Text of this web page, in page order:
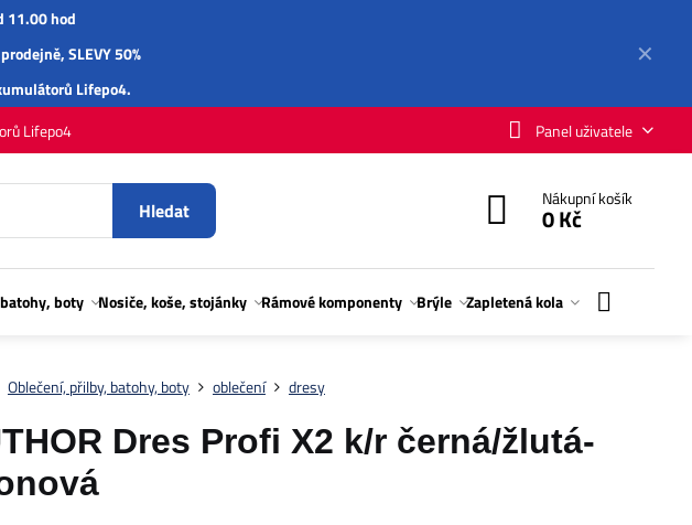
✕
11.00 hod
SLEVY 50%
Lifepo4.
Lifepo4 Panel uživatele
Hledat Nákupní košík
0 Kč
boty Nosiče, koše, stojánky Rámové komponenty Brýle Zapletená kola
Oblečení, přilby, batohy, boty oblečení dresy
Dres Profi X2 k/r černá/žlutá-